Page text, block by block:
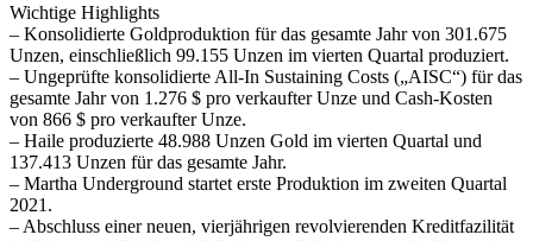
Wichtige Highlights
– Konsolidierte Goldproduktion für das gesamte Jahr von 301.675
Unzen, einschließlich 99.155 Unzen im vierten Quartal produziert.
– Ungeprüfte konsolidierte All-In Sustaining Costs („AISC“) für das
gesamte Jahr von 1.276 $ pro verkaufter Unze und Cash-Kosten
von 866 $ pro verkaufter Unze.
– Haile produzierte 48.988 Unzen Gold im vierten Quartal und
137.413 Unzen für das gesamte Jahr.
– Martha Underground startet erste Produktion im zweiten Quartal
2021.
– Abschluss einer neuen, vierjährigen revolvierenden Kreditfazilität